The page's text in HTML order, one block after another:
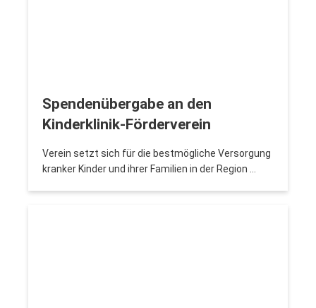
Spendenübergabe an den
Kinderklinik-Förderverein
Verein setzt sich für die bestmögliche Versorgung
kranker Kinder und ihrer Familien in der Region …